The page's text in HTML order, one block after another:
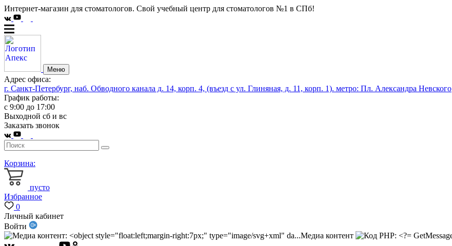
Интернет-магазин для стоматологов. Свой учебный центр для стоматологов №1 в СПб!
Меню
Адрес офиса:
г. Санкт-Петербург, наб. Обводного канала д. 14, корп. 4, (въезд с ул. Глиняная, д. 11, корп. 1). метро: Пл. Александра Невского
График работы:
с 9:00 до 17:00
Выходной сб и вс
Заказать звонок
Корзина:
пусто
Избранное
0
Личный кабинет
Войти
Медиа контент